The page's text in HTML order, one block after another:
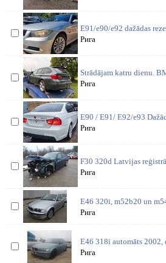
E91/e90/e92 dažādas
Рига
Strādājam katru dienu.
Рига
E90 / E91/ E92/e93
Рига
F30 320d Latvijas
Рига
E46 320i, m52b20 un
Рига
E46 318i automāts 2002,
Рига